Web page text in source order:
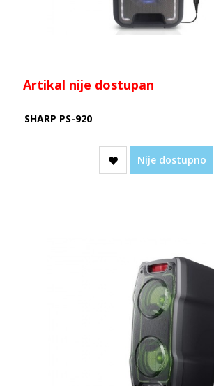
Artikal nije dostupan
SHARP PS-920
Nije dostupno